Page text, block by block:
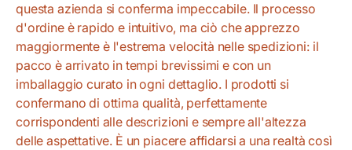
questa azienda si conferma impeccabile. Il processo
d'ordine è rapido e intuitivo, ma ciò che apprezzo
maggiormente è l'estrema velocità nelle spedizioni: il
pacco è arrivato in tempi brevissimi e con un
imballaggio curato in ogni dettaglio. I prodotti si
confermano di ottima qualità, perfettamente
corrispondenti alle descrizioni e sempre all'altezza
delle aspettative. È un piacere affidarsi a una realtà così